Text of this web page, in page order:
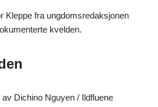
Kleppe fra ungdomsredaksjonen
kvelden.
Dichino Nguyen / Ildfluene